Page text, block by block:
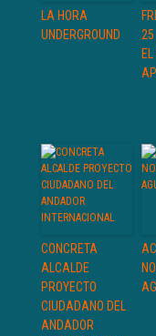
LA HORA
UNDERGROUND
25
CONCRETA
ALCALDE
PROYECTO
CIUDADANO DEL
ANDADOR